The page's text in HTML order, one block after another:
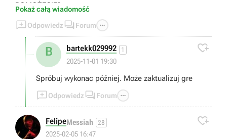
POMOŻECIE?
Pokaż całą wiadomość
Odpowiedz  Forum 
B bartekk029992 1
2025-11-01 19:30

Spróbuj wykonac później. Może zaktualizuj gre
Odpowiedz  Forum 
FelipeMessiah 28
2025-02-05 16:47
